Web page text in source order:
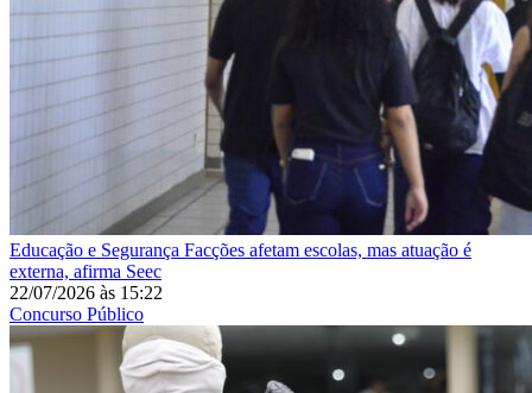
Educação e Segurança Facções afetam escolas, mas atuação é
externa, afirma Seec
22/07/2026 às 15:22
Concurso Público